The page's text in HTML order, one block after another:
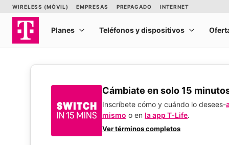
​​​​​​​Cámbiate en solo 15
Inscríbete cómo y cuándo lo desees-
mismo o en la app T-Life.
Ver términos completos